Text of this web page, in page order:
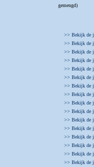
gemengd)
>> Bekijk de
>> Bekijk de
>> Bekijk de
>> Bekijk de
>> Bekijk de
>> Bekijk de
>> Bekijk de
>> Bekijk de
>> Bekijk de
>> Bekijk de
>> Bekijk de
>> Bekijk de
>> Bekijk de
>> Bekijk de
>> Bekijk de
>> Bekijk de